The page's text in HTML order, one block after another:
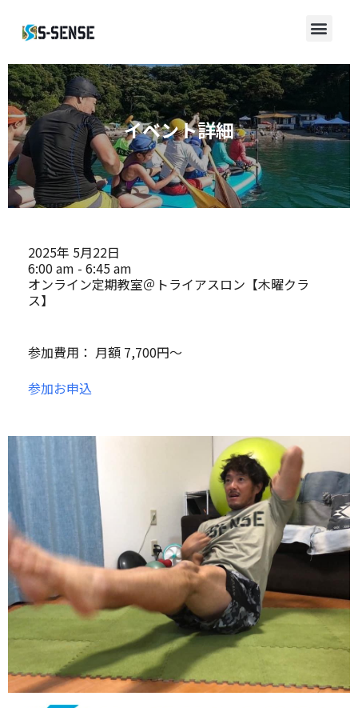
イベント詳細
2025年 5月22日
6:00 am - 6:45 am
オンライン定期教室＠トライアスロン【木曜クラ
ス】
参加費用： 月額 7,700円～
参加お申込